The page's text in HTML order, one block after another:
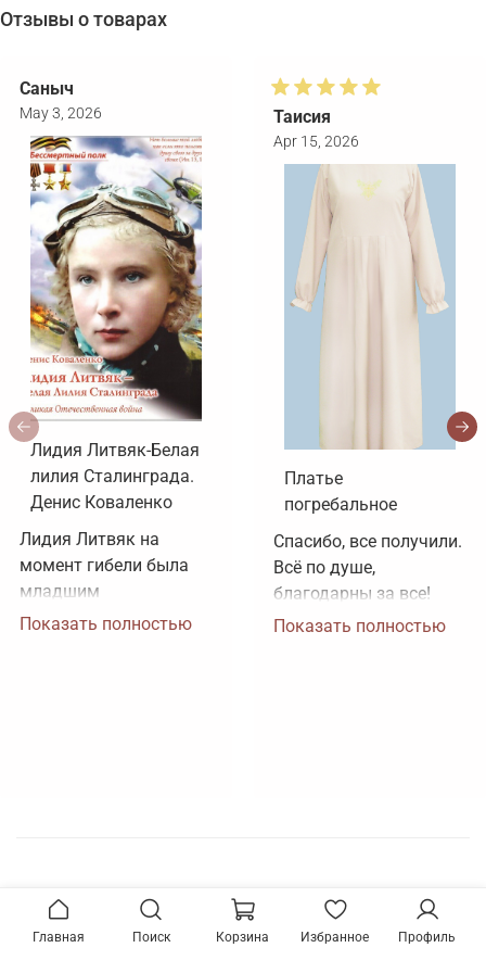
Отзывы о товарах
Саныч
May 3, 2026
Лидия Литвяк-Белая
лилия Сталинграда.
Денис Коваленко
Лидия Литвяк на
момент гибели была
младшим
лейтенантом.
Показать полностью
Таисия
Apr 15, 2026
Платье
погребальное
Спасибо, все получили.
Всё по душе,
благодарны за все!
Показать полностью
Главная Поиск Корзина Избранное Профиль